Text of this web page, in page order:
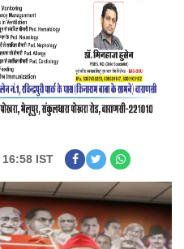
IST